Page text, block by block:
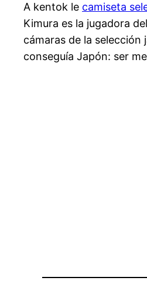
A kentok le camiseta
Kimura es la jugadora
cámaras de la
conseguía Japón: ser